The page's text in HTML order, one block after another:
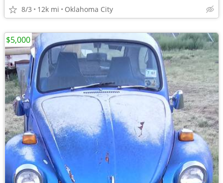
8/3 12k mi Oklahoma City
$5,000